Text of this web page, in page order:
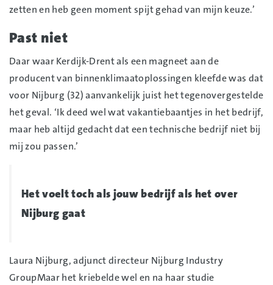
zetten en heb geen moment spijt gehad van mijn keuze.’
Past niet
Daar waar Kerdijk-Drent als een magneet aan de
producent van binnenklimaatoplossingen kleefde was dat
voor Nijburg (32) aanvankelijk juist het tegenovergestelde
het geval. ‘Ik deed wel wat vakantiebaantjes in het bedrijf,
maar heb altijd gedacht dat een technische bedrijf niet bij
mij zou passen.’
Het voelt toch als jouw bedrijf als het over
Nijburg gaat
Laura Nijburg, adjunct directeur Nijburg Industry
GroupMaar het kriebelde wel en na haar studie